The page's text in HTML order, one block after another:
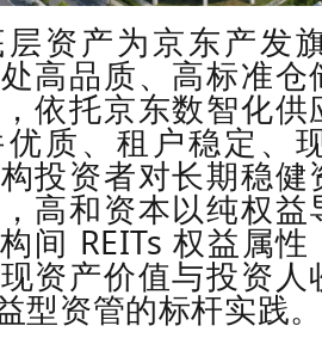
资产为京东产发
高品质、高标准
依托京东数智化
质、租户稳定、
投资者对长期稳
高和资本以纯权
间 REITs权益属性
资产价值与投资
型资管的标杆实践。